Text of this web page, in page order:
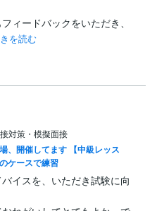
ィードバックをいただき、
を読む
対策・模擬面接
、開催してます 【中級レッス
ケースで練習
イスを、いただき試験に向